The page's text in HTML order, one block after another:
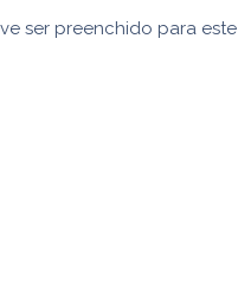
ser preenchido para este